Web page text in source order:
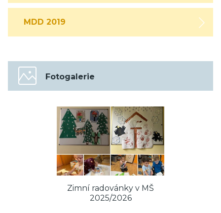
MDD 2019
Fotogalerie
Zimní radovánky v MŠ
2025/2026